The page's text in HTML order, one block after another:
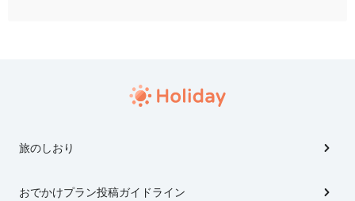
旅のしおり
おでかけプラン投稿ガイドライン